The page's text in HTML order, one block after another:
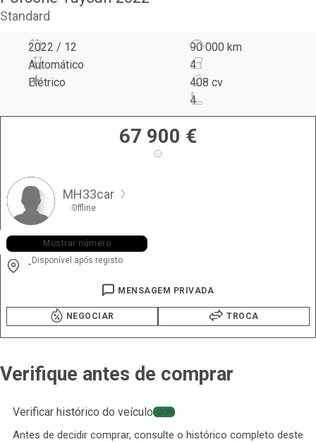
Standard
2022 / 12
90 000 km
Automático
4
Elétrico
408 cv
4
67 900 €
MH33car
Offline
+351 931 ••• •74
Mostrar número
Disponível após registo
-
MENSAGEM PRIVADA
NEGOCIAR TROCA
Verifique antes de comprar
Verificar histórico do veículo−20%
Antes de decidir comprar, consulte o histórico completo deste